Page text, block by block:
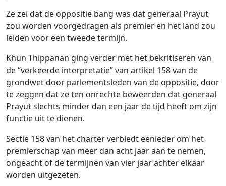
Ze zei dat de oppositie bang was dat generaal Prayut
zou worden voorgedragen als premier en het land zou
leiden voor een tweede termijn.
Khun Thippanan ging verder met het bekritiseren van
de “verkeerde interpretatie” van artikel 158 van de
grondwet door parlementsleden van de oppositie, door
te zeggen dat ze ten onrechte beweerden dat generaal
Prayut slechts minder dan een jaar de tijd heeft om zijn
functie uit te dienen.
Sectie 158 van het charter verbiedt eenieder om het
premierschap van meer dan acht jaar aan te nemen,
ongeacht of de termijnen van vier jaar achter elkaar
worden uitgezeten.